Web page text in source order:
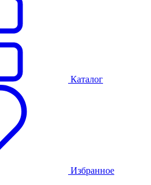
Каталог
Избранное